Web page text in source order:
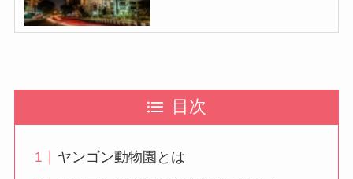
目次
ヤンゴン動物園とは